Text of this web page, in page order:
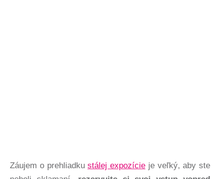
Záujem o prehliadkustálej expozície je veľký, aby ste